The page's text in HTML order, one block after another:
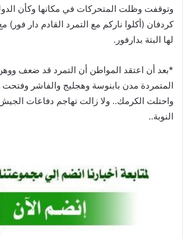
وتوقفت وظلت المتحركات في مكانها وكأن
كردفان (أكلوا ناركم مع التمرد القادم دار فور)
لها البتة بدارفور.
*بعد أن اعتقد المواطن أن التمرد قد ضعف
المتمردة مدن بابنوسة وهجليج والفاشر
واحتلت الكرمك.. ولا زالت تهاجم دفاعات
النوبة..